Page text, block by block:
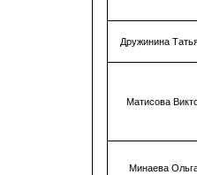
Дружинина
Матисова
Минаева